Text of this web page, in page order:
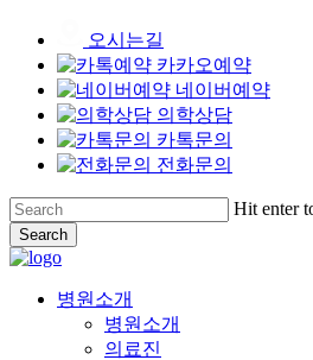
오시는길
카카오예약
네이버예약
의학상담
카톡문의
전화문의
Skip
to
main
content
Hit enter
Search
Close
Menu
병원소개
병원소개
의료진